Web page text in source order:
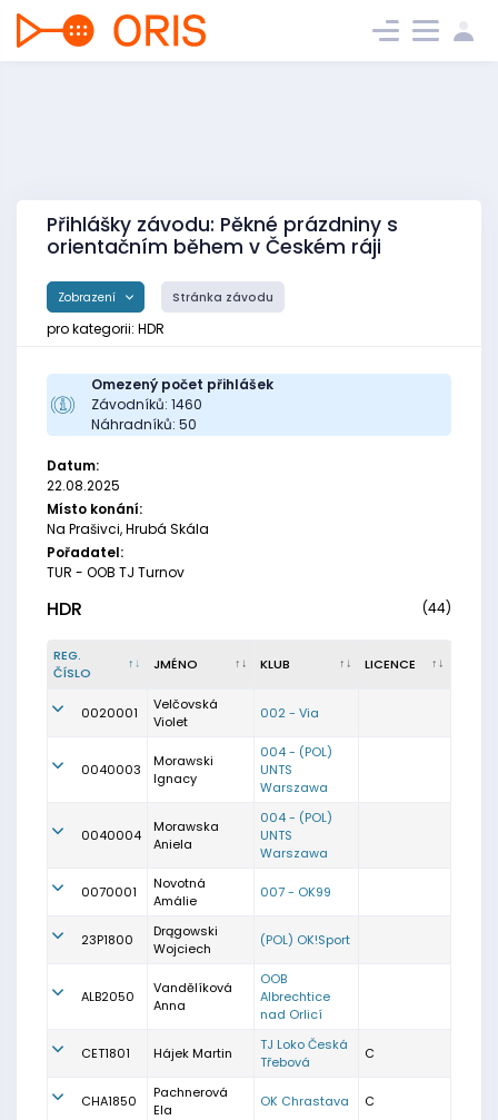
Přihlášky závodu: Pěkné prázdniny s
orientačním během v Českém ráji
Zobrazení Stránka závodu
pro kategorii: HDR
Omezený počet přihlášek
Závodníků: 1460
Náhradníků: 50
Datum:
22.08.2025
Místo konání:
Na Prašivci, Hrubá Skála
Pořadatel:
TUR - OOB TJ Turnov
HDR (44)
REG.
ČÍSLO
JMÉNO KLUB LICENCE
0020001
Velčovská
Violet
002 - Via
0040003
Morawski
Ignacy
004 - (POL)
UNTS
Warszawa
0040004
Morawska
Aniela
004 - (POL)
UNTS
Warszawa
0070001
Novotná
Amálie
007 - OK99
23P1800
Drągowski
Wojciech
(POL) OK!Sport
ALB2050
Vandělíková
Anna
OOB
Albrechtice
nad Orlicí
CET1801 Hájek Martin
TJ Loko Česká
Třebová
C
CHA1850
Pachnerová
Ela
OK Chrastava C